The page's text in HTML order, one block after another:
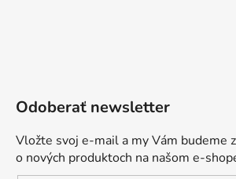
Odoberať newsletter
Vložte svoj e-mail a my Vám budeme
o nových produktoch na našom e-